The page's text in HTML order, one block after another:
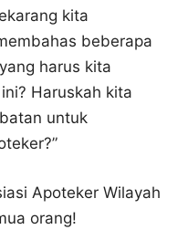
kita
beberapa
harus kita
Haruskah kita
untuk
Apoteker Wilayah
orang!